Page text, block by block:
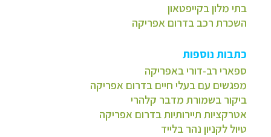
בתי מלון בקייפטאון
השכרת רכב בדרום אפריקה
כתבות נוספות
ספארי רב-דורי באפריקה
מפגשים עם בעלי חיים בדרום אפריקה
ביקור בשמורת מדבר קלהרי
אטרקציות תיירותיות בדרום אפריקה
טיול לקניון נהר בלייד